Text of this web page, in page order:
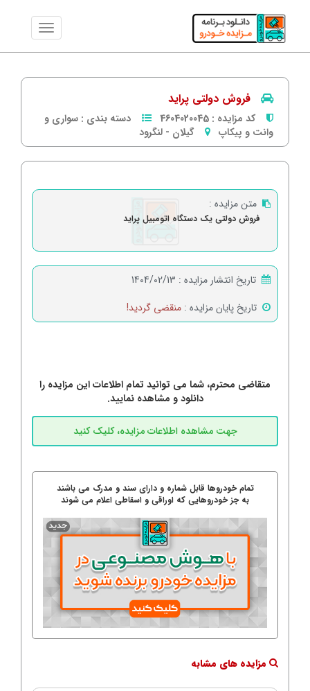
فروش دولتی پراید
کد مزایده : 4604020045 دسته بندی : سواری و
وانت و پیکاپ
گیلان - لنگرود
متن مزایده :
فروش دولتی یک دستگاه اتومبیل پراید
تاریخ انتشار مزایده : 1404/02/13
تاریخ پایان مزایده : منقضی گردید!
متقاضی محترم، شما می توانید تمام اطلاعات این مزایده را
دانلود و مشاهده نمایید.
تمام خودروها قابل شماره و دارای سند و مدرک می باشند
به جز خودروهایی که اوراقی و اسقاطی اعلام می شوند
مزایده های مشابه